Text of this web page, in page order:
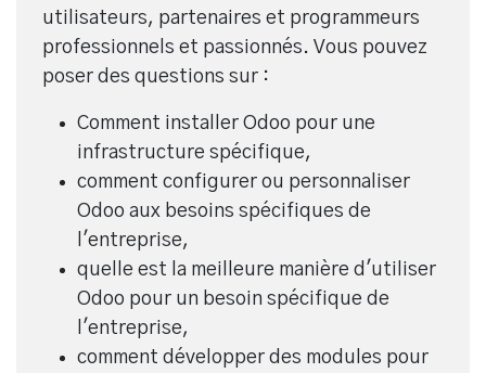
utilisateurs, partenaires et programmeurs
professionnels et passionnés. Vous pouvez
poser des questions sur :
Comment installer Odoo pour une
infrastructure spécifique,
comment configurer ou personnaliser
Odoo aux besoins spécifiques de
l'entreprise,
quelle est la meilleure manière d'utiliser
Odoo pour un besoin spécifique de
l'entreprise,
comment développer des modules pour